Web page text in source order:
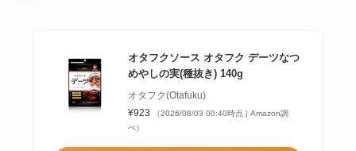
オタフクソース オタフク デーツなつ
めやしの実(種抜き) 140g
オタフク(Otafuku)
¥923
（2026/08/03 00:40時点 | Amazon調
べ）